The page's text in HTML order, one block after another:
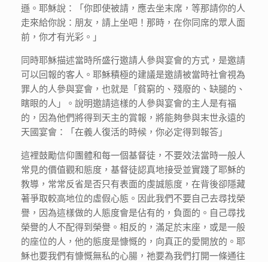
遜。耶穌說：「你即使被請，應去坐末席，等那請你的人
走來給你說：朋友，請上坐吧！那時，在你同席的眾人面
前，你才有光彩。」
同時耶穌描述當時所盛行邀請人參與宴會的方式，是邀請
可以回報的客人。耶穌積極的建議是邀請被當時社會視為
罪人的人參與宴會，也就是「貧窮的、殘廢的、缺腿的、
瞎眼的人」。說明邀請這樣的人參與宴會的主人是有福
的，因為他們將得到天主的賞報，將能夠參與末世永遠的
天國宴會：「在義人復活的時候，你必定得到報答」
這裡鼓勵信仰團體和每一個基督徒，不要效法當時一般人
常見的價值觀和態度，基督徒認真地接受並實踐了耶穌的
教導，常常反省是否只有表面的虔誠態度，在背後卻隱藏
著爭取較高地位的虛假心態。因此我們不要自己去尋找榮
譽，因為這樣做的人態度會是佔有的，負面的。自己尋找
榮譽的人不配得到榮譽。相反的，滿足於末座，或是一般
的座位的人，他的態度是慷慨的，向真正的愛開放的。耶
穌也要我們有慷慨無私的心腸，祂要為我們打開一條通往